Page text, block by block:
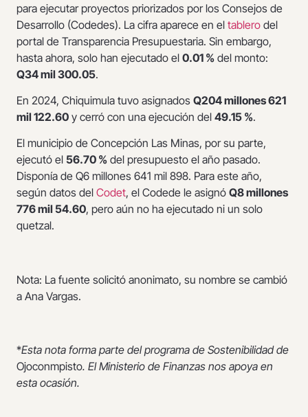
para ejecutar proyectos priorizados por los Consejos de
Desarrollo (Codedes). La cifra aparece en el tablero del
portal de Transparencia Presupuestaria. Sin embargo,
hasta ahora, solo han ejecutado el 0.01 % del monto:
Q34 mil 300.05.
En 2024, Chiquimula tuvo asignados Q204 millones 621
mil 122.60 y cerró con una ejecución del 49.15 %.
El municipio de Concepción Las Minas, por su parte,
ejecutó el 56.70 % del presupuesto el año pasado.
Disponía de Q6 millones 641 mil 898. Para este año,
según datos del Codet, el Codede le asignó Q8 millones
776 mil 54.60, pero aún no ha ejecutado ni un solo
quetzal.
Nota: La fuente solicitó anonimato, su nombre se cambió
a Ana Vargas.
*Esta nota forma parte del programa de Sostenibilidad de
Ojoconmpisto. El Ministerio de Finanzas nos apoya en
esta ocasión.